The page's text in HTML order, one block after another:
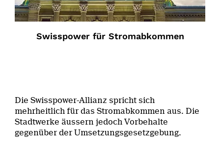
Swisspower für Stromabkommen
Die Swisspower-Allianz spricht sich
mehrheitlich für das Stromabkommen aus. Die
Stadtwerke äussern jedoch Vorbehalte
gegenüber der Umsetzungsgesetzgebung.